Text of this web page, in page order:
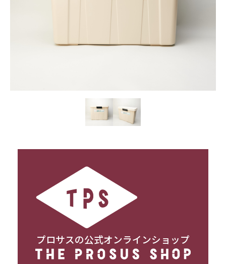
プロサスの公式オンラインショップ